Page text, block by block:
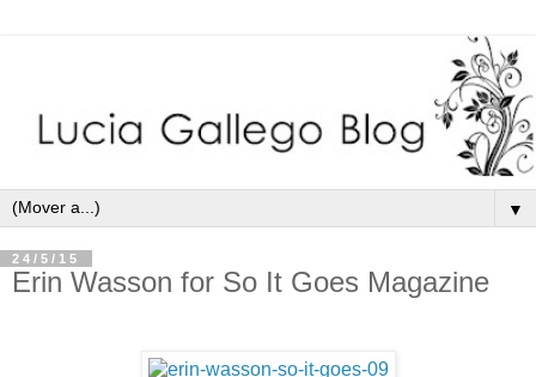
▼
24/5/15
Erin Wasson for So It Goes Magazine